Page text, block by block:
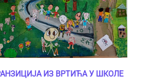
ИЗ ВРТИЋА У ШКОЛЕ